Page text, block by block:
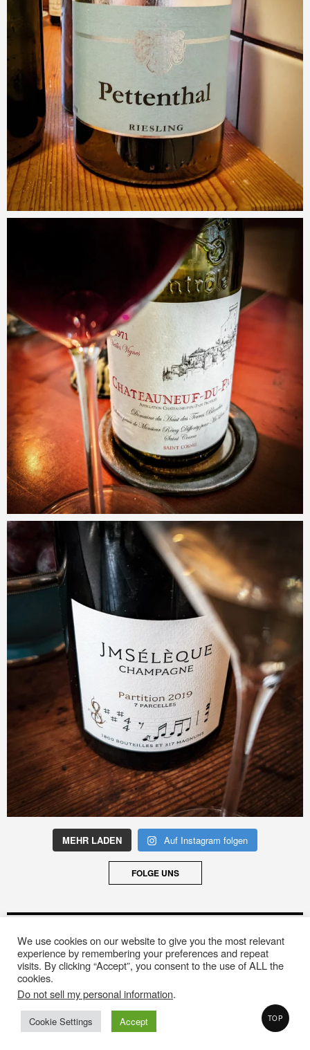
MEHR LADEN Auf Instagram folgen
FOLGE UNS
Archiv
© 2020 Designed byThe Fox WordPress Theme
IMPRESSUM DATENSCHUTZERKLÄRUNG
We use cookies on our website to give you the most relevant
experience by remembering your preferences and repeat
visits. By clicking “Accept”, you consent to the use of ALL the
cookies.
Do not sell my personal information.
Cookie Settings Accept TOP